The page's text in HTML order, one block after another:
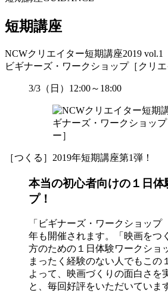
短期講座
NCWクリエイター短期講座2019 vol.1
ビギナーズ・ワークショップ［クリエ
3/3（日）12:00～18:00
［つくる］2019年短期講座第1弾！
本当の初心者向けの１日体
プ！
「ビギナーズ・ワークショップ
年も開催されます。「映画をつ
方のための１日体験ワークショ
まったく経験のない人でもこの
よって、映画づくりの面白さを
と、毎回好評をいただいていま